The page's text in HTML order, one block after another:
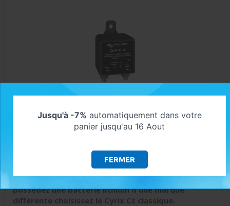
conçu pour combiner un parc de batterie Lithium Victron
Energy à une batterie de démarrage classique au
Cette version du coupleur Cyrix est uniquement
nécessaire si vous possédez une batterie Victron
Energy avec un VE.Bus BMS ou un MiniBMS. Si vous
possédez une batterie lithium d'une marque
différente choisissez le Cyrix Ct classique.
Jusqu'à -7% automatiquement dans votre
panier jusqu'au 16 Aout
FERMER